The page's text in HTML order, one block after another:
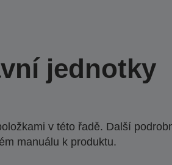
jednotky
v této řadě. Další
manuálu k produktu.